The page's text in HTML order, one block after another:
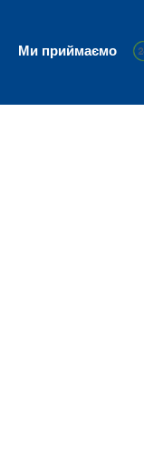
Ми приймаємо